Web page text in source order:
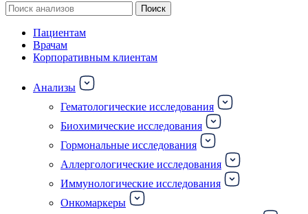
Поиск
по:
Поиск
Пациентам
Врачам
Корпоративным клиентам
Анализы
Гематологические исследования
Биохимические исследования
Гормональные исследования
Аллергологические исследования
Иммунологические исследования
Онкомаркеры